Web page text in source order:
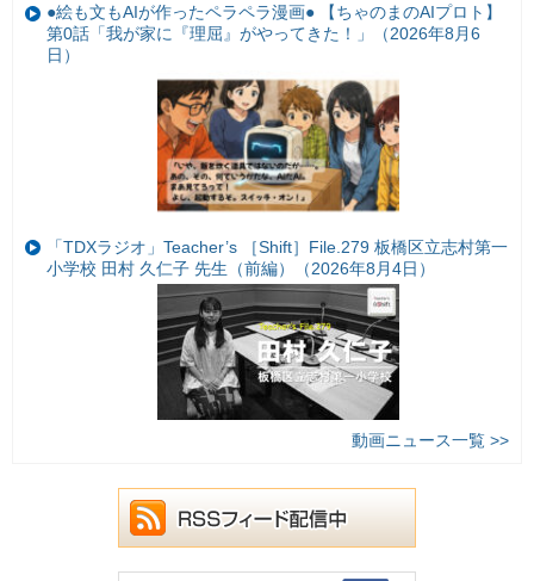
●絵も文もAIが作ったペラペラ漫画● 【ちゃのまのAIプロト】
第0話「我が家に『理屈』がやってきた！」（2026年8月6
日）
「TDXラジオ」Teacher’s ［Shift］File.279 板橋区立志村第一
小学校 田村 久仁子 先生（前編）（2026年8月4日）
動画ニュース一覧 >>